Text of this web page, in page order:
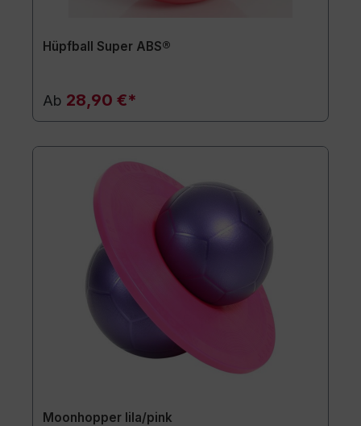
Hüpfball Super ABS®
Ab 28,90 €*
Moonhopper lila/pink